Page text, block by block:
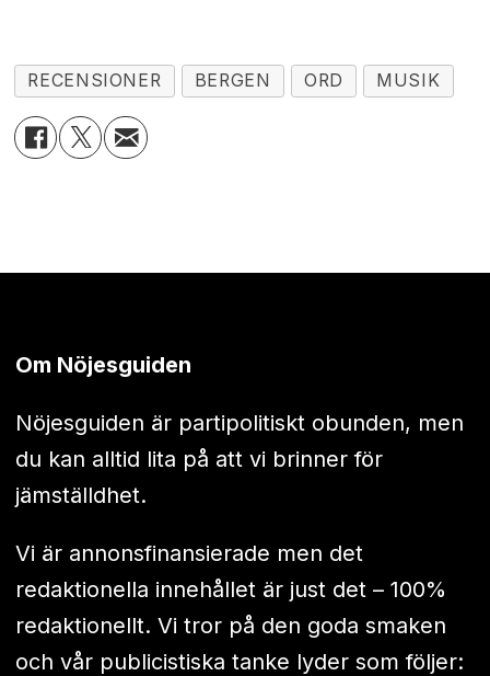
RECENSIONER BERGEN ORD MUSIK
Om Nöjesguiden
Nöjesguiden är partipolitiskt obunden, men
du kan alltid lita på att vi brinner för
jämställdhet.
Vi är annonsfinansierade men det
redaktionella innehållet är just det – 100%
redaktionellt. Vi tror på den goda smaken
och vår publicistiska tanke lyder som följer: